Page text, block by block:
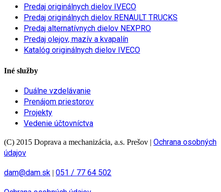
Predaj originálnych dielov IVECO
Predaj originálnych dielov RENAULT TRUCKS
Predaj alternatívnych dielov NEXPRO
Predaj olejov, mazív a kvapalín
Katalóg originálnych dielov IVECO
Iné služby
Duálne vzdelávanie
Prenájom priestorov
Projekty
Vedenie účtovníctva
(C) 2015 Doprava a mechanizácia, a.s. Prešov | Ochrana osobných
údajov
dam@dam.sk | 051 / 77 64 502